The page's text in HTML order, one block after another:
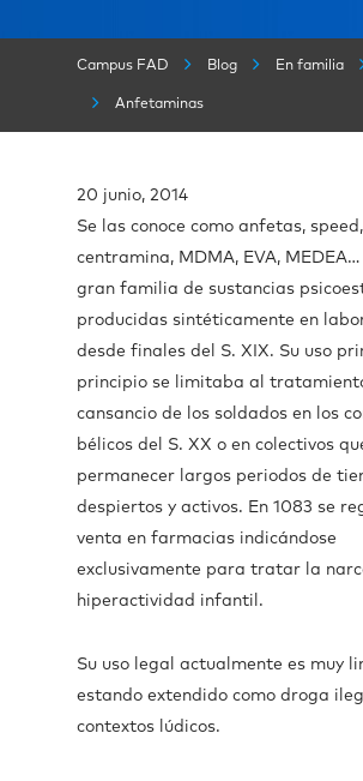
Campus FAD Blog En familia
Anfetaminas
20 junio, 2014
Se las conoce como anfetas, speed,
centramina, MDMA, EVA, MEDEA…
gran familia de sustancias
producidas sintéticamente en
desde finales del S. XIX. Su uso
principio se limitaba al
cansancio de los soldados en los
bélicos del S. XX o en colectivos
permanecer largos periodos de
despiertos y activos. En 1083 se
venta en farmacias indicándose
exclusivamente para tratar la
hiperactividad infantil.
Su uso legal actualmente es muy
estando extendido como droga
contextos lúdicos.